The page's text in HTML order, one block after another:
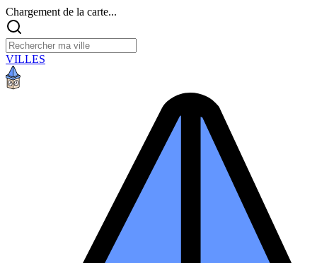
Chargement de la carte...
VILLES